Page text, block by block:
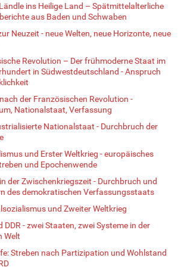
ins Heilige Land – Spätmittelalterliche
aus Baden und Schwaben
Neuzeit - neue Welten, neue Horizonte, neue
Revolution – Der frühmoderne Staat im
in Südwestdeutschland - Anspruch
der Französischen Revolution -
Nationalstaat, Verfassung
Nationalstaat - Durchbruch der
und Erster Weltkrieg - europäisches
und Epochenwende
der Zwischenkriegszeit - Durchbruch und
des demokratischen Verfassungsstaats
und Zweiter Weltkrieg
DDR - zwei Staaten, zwei Systeme in der
Welt
Streben nach Partizipation und Wohlstand